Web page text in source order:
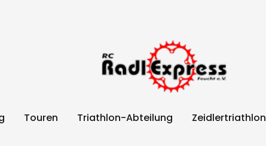
Feucht e.V.
Touren Triathlon-Abteilung Zeidlertriathlon